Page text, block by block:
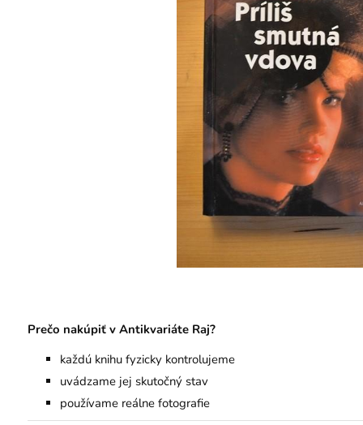
Prečo nakúpiť v Antikvariáte Raj?
každú knihu fyzicky kontrolujeme
uvádzame jej skutočný stav
používame reálne fotografie